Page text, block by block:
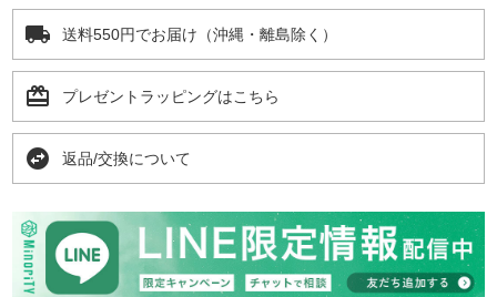
local_shipping 送料550円でお届け（沖縄・離島除く）
card_giftcard プレゼントラッピングはこちら
swap_horizontal_circle 返品/交換について